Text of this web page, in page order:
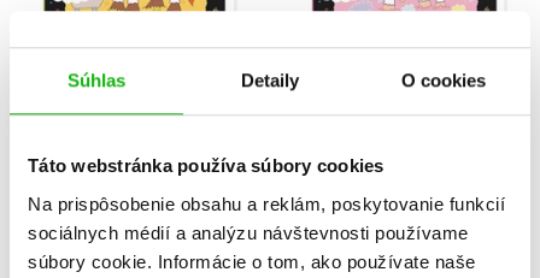
Súhlas Detaily O cookies
Táto webstránka používa súbory cookies
Na prispôsobenie obsahu a reklám, poskytovanie funkcií
sociálnych médií a analýzu návštevnosti používame
súbory cookie. Informácie o tom, ako používate naše
Veselá farma
Princezné
B